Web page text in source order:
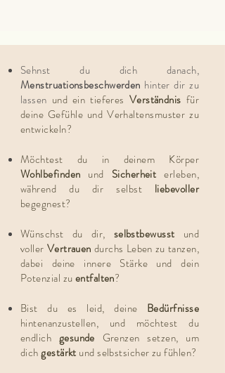
Sehnst du dich danach,
Menstruationsbeschwerden hinter dir zu
lassen und ein tieferes Verständnis für
deine Gefühle und Verhaltensmuster zu
entwickeln?
Möchtest du in deinem Körper
Wohlbefinden und Sicherheiterleben,
während du dir selbst liebevoller
begegnest?
Wünschst du dir, selbstbewusst und
voller Vertrauen durchs Leben zu tanzen,
dabei deine innere Stärke und dein
Potenzial zuentfalten?
Bist du es leid, deine Bedürfnisse
hintenanzustellen, und möchtest du
endlich gesunde Grenzen setzen, um
dichgestärkt und selbstsicher zu fühlen?